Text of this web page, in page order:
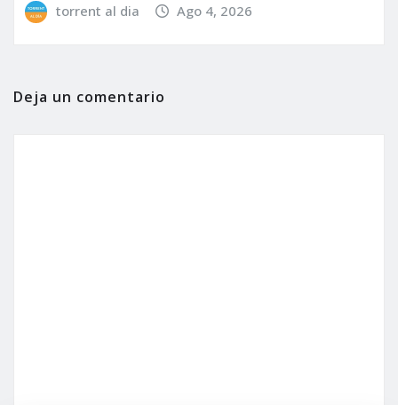
torrent al dia Ago 4, 2026
Deja un comentario